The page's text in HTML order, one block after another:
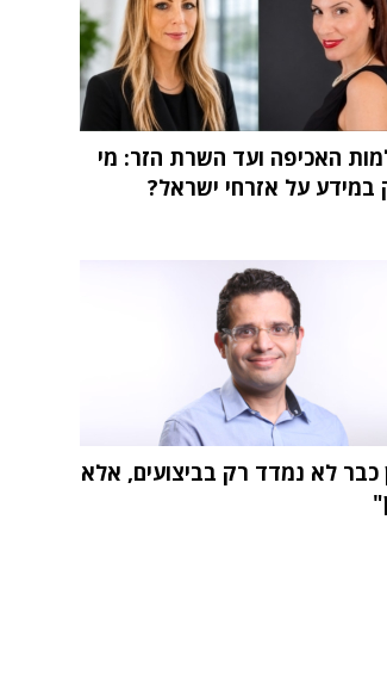
האכיפה ועד השרת הזר: מי
במידע על אזרחי ישראל?
כבר לא נמדד רק בביצועים, אלא